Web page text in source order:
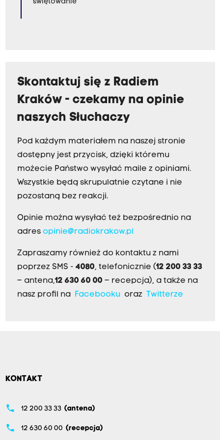
świętowanie
Skontaktuj się z Radiem
Kraków - czekamy na opinie
naszych Słuchaczy
Pod każdym materiałem na naszej stronie
dostępny jest przycisk, dzięki któremu
możecie Państwo wysyłać maile z opiniami.
Wszystkie będą skrupulatnie czytane i nie
pozostaną bez reakcji.
Opinie można wysyłać też bezpośrednio na
adres opinie@radiokrakow.pl
Zapraszamy również do kontaktu z nami
poprzez SMS - 4080, telefonicznie (12 200 33 33
– antena,12 630 60 00 – recepcja), a także na
nasz profil na Facebookuoraz Twitterze
KONTAKT
phone 12 200 33 33 (antena)
phone 12 630 60 00 (recepcja)